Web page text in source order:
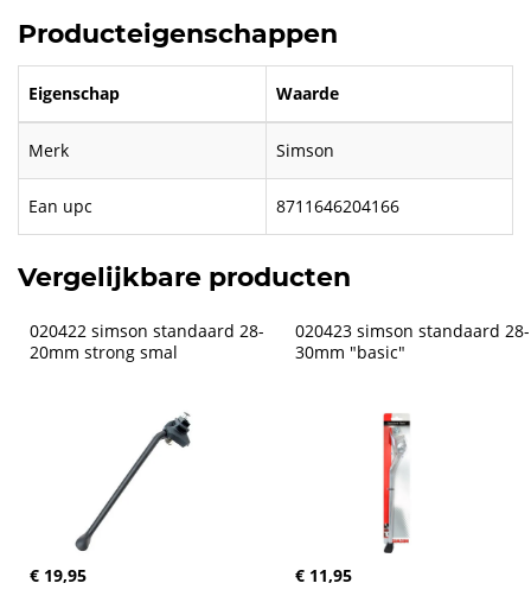
Producteigenschappen
Eigenschap Waarde
Merk Simson
Ean upc 8711646204166
Vergelijkbare producten
020422 simson standaard 28-
20mm strong smal
€ 19,95
020423 simson standaard 28-
30mm "basic"
€ 11,95